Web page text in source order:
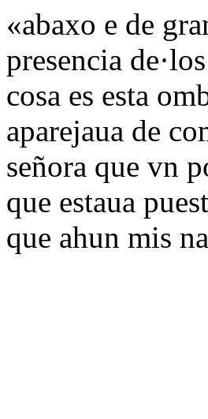
«abaxo e de
presencia
cosa es esta
aparejaua de
señora que vn
que estaua
que ahun mis